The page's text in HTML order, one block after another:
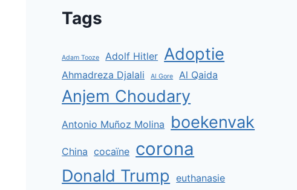
Tags
Adam Tooze Adolf Hitler Adoptie
Ahmadreza Djalali Al Gore Al Qaida
Anjem Choudary
Antonio Muñoz Molina boekenvak
China cocaïne corona
Donald Trump euthanasie